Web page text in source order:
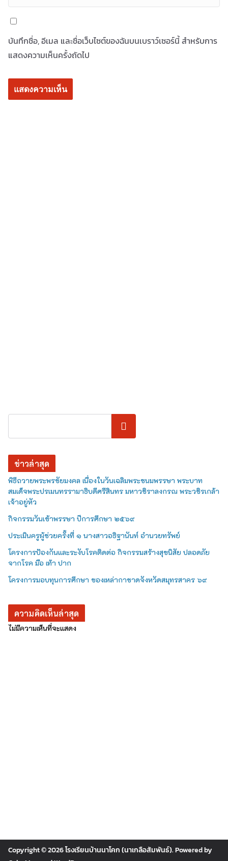
บันทึกชื่อ, อีเมล และชื่อเว็บไซต์ของฉันบนเบราว์เซอร์นี้ สำหรับการ
แสดงความเห็นครั้งถัดไป
ค้นหา
ข่าวล่าสุด
พิธีถวายพระพรชัยมงคล เนื่องในวันเฉลิมพระชนมพรรษา พระบาท
สมเด็จพระปรเมนทรรามาธิบดีศรีสินทร มหาวชิราลงกรณ พระวชิรเกล้า
เจ้าอยู่หัว
กิจกรรมวันเข้าพรรษา ปีการศึกษา ๒๕๖๙
ประเมินครูผู้ช่วยครั้งที่ ๑ นางสาวอธิฐานันท์ อำนวยทรัพย์
โครงการป้องกันและระงับโรคติดต่อ กิจกรรมสร้างสุขนิสัย ปลอดภัย
จากโรค มือ เท้า ปาก
โครงการมอบทุนการศึกษา ของเหล่ากาชาดจังหวัดสมุทรสาคร ๖๙
ความคิดเห็นล่าสุด
ไม่มีความเห็นที่จะแสดง
Copyright © 2026โรงเรียนบ้านนาโคก (นาเกลือสัมพันธ์). Powered by